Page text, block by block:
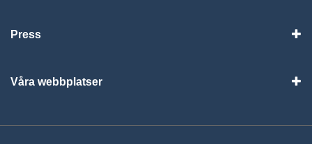
Press
Våra webbplatser